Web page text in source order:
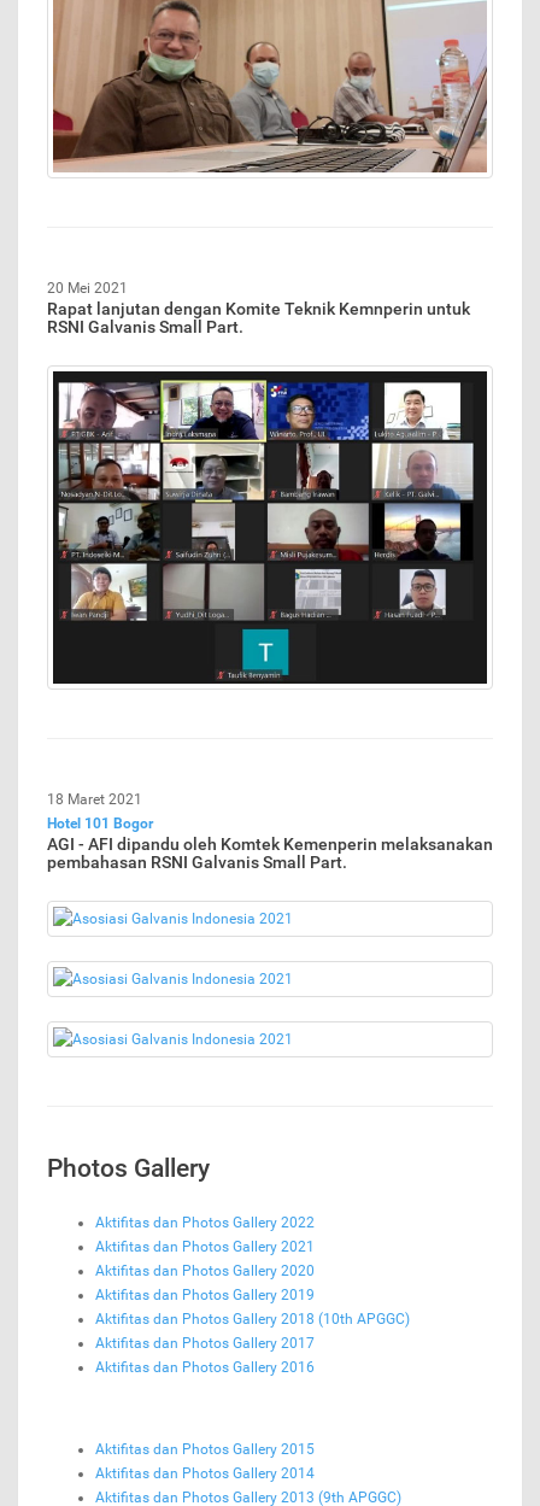
20 Mei 2021
Rapat lanjutan dengan Komite Teknik Kemnperin untuk
RSNI Galvanis Small Part.
18 Maret 2021
Hotel 101 Bogor
AGI - AFI dipandu oleh Komtek Kemenperin melaksanakan
pembahasan RSNI Galvanis Small Part.
Photos Gallery
Aktifitas dan Photos Gallery 2022
Aktifitas dan Photos Gallery 2021
Aktifitas dan Photos Gallery 2020
Aktifitas dan Photos Gallery 2019
Aktifitas dan Photos Gallery 2018 (10th APGGC)
Aktifitas dan Photos Gallery 2017
Aktifitas dan Photos Gallery 2016
Aktifitas dan Photos Gallery 2015
Aktifitas dan Photos Gallery 2014
Aktifitas dan Photos Gallery 2013 (9th APGGC)